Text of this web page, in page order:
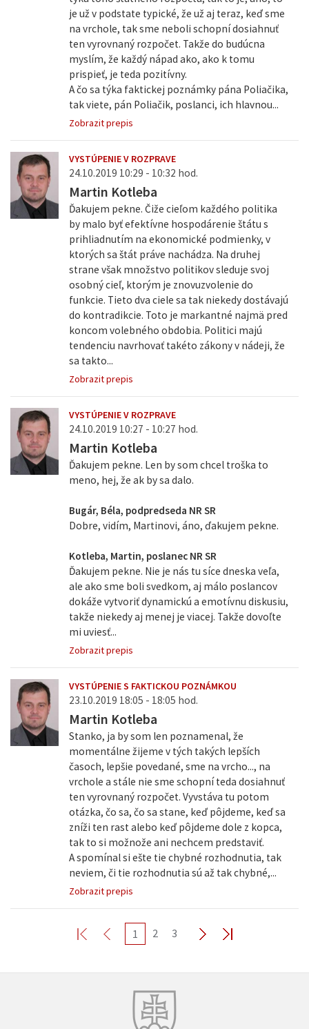
je už v podstate typické, že už aj teraz, keď sme
na vrchole, tak sme neboli schopní dosiahnuť
ten vyrovnaný rozpočet. Takže do budúcna
myslím, že každý nápad ako, ako k tomu
prispieť, je teda pozitívny.
A čo sa týka faktickej poznámky pána Poliačika,
tak viete, pán Poliačik, poslanci, ich hlavnou...
Zobrazit prepis
VYSTÚPENIE V ROZPRAVE
24.10.2019 10:29 - 10:32 hod.
Martin Kotleba
Ďakujem pekne. Čiže cieľom každého politika
by malo byť efektívne hospodárenie štátu s
prihliadnutím na ekonomické podmienky, v
ktorých sa štát práve nachádza. Na druhej
strane však množstvo politikov sleduje svoj
osobný cieľ, ktorým je znovuzvolenie do
funkcie. Tieto dva ciele sa tak niekedy dostávajú
do kontradikcie. Toto je markantné najmä pred
koncom volebného obdobia. Politici majú
tendenciu navrhovať takéto zákony v nádeji, že
sa takto...
Zobrazit prepis
VYSTÚPENIE V ROZPRAVE
24.10.2019 10:27 - 10:27 hod.
Martin Kotleba
Ďakujem pekne. Len by som chcel troška to
meno, hej, že ak by sa dalo.
Bugár, Béla, podpredseda NR SR
Dobre, vidím, Martinovi, áno, ďakujem pekne.
Kotleba, Martin, poslanec NR SR
Ďakujem pekne. Nie je nás tu síce dneska veľa,
ale ako sme boli svedkom, aj málo poslancov
dokáže vytvoriť dynamickú a emotívnu diskusiu,
takže niekedy aj menej je viacej. Takže dovoľte
mi uviesť...
Zobrazit prepis
VYSTÚPENIE S FAKTICKOU POZNÁMKOU
23.10.2019 18:05 - 18:05 hod.
Martin Kotleba
Stanko, ja by som len poznamenal, že
momentálne žijeme v tých takých lepších
časoch, lepšie povedané, sme na vrcho..., na
vrchole a stále nie sme schopní teda dosiahnuť
ten vyrovnaný rozpočet. Vyvstáva tu potom
otázka, čo sa, čo sa stane, keď pôjdeme, keď sa
zníži ten rast alebo keď pôjdeme dole z kopca,
tak to si možnože ani nechcem predstaviť.
A spomínal si ešte tie chybné rozhodnutia, tak
neviem, či tie rozhodnutia sú až tak chybné,...
Zobrazit prepis
1 2 3